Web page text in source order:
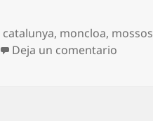
catalunya, moncloa, mossos
Deja un comentario